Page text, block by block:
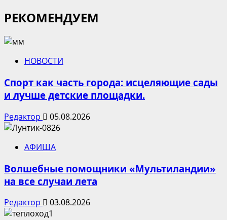
РЕКОМЕНДУЕМ
НОВОСТИ
Спорт как часть города: исцеляющие сады
и лучше детские площадки.
Редактор 05.08.2026
АФИША
Волшебные помощники «Мультиландии»
на все случаи лета
Редактор 03.08.2026